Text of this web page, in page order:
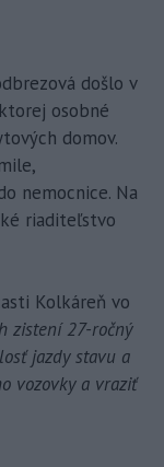
došlo v
osobné
domov.
nemocnice. Na
riaditeľstvo
Kolkáreň vo
zistení 27-ročný
jazdy stavu a
vozovky a vraziť